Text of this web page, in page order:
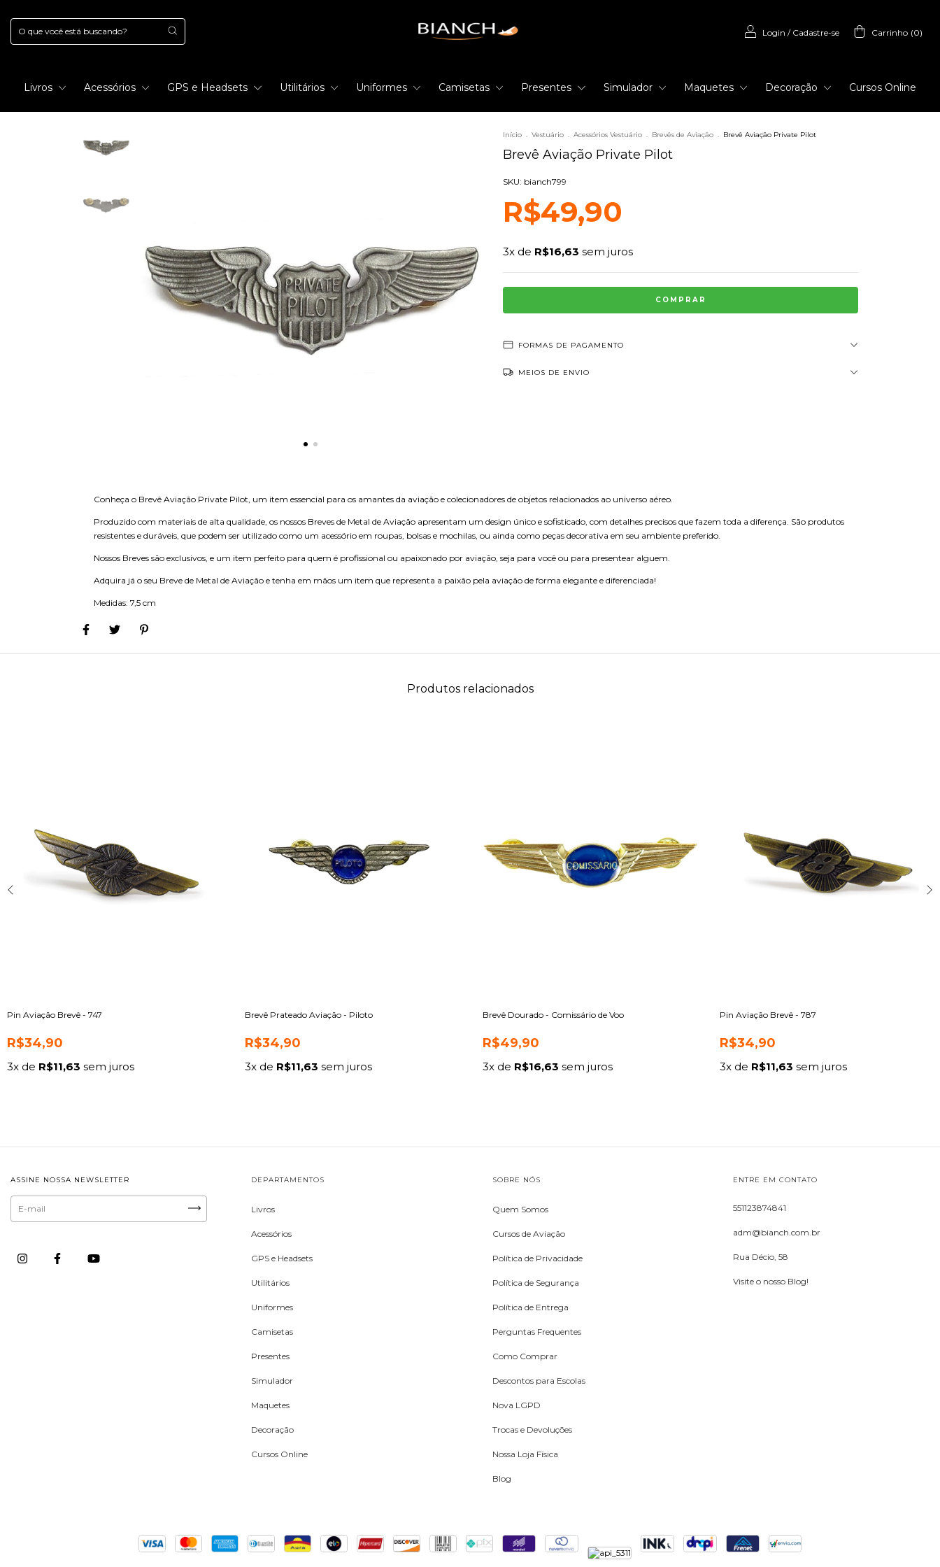
Login / Cadastre-se Carrinho (0)
Livros Acessórios GPS e Headsets Utilitários Uniformes Camisetas Presentes Simulador Maquetes Decoração Cursos Online
Início . Vestuário . Acessórios Vestuário . Brevês de Aviação . Brevê Aviação Private Pilot
Brevê Aviação Private Pilot
SKU: bianch799
R$49,90
3x de R$16,63 sem juros
FORMAS DE PAGAMENTO
MEIOS DE ENVIO
Conheça o Brevê Aviação Private Pilot, um item essencial para os amantes da aviação e colecionadores de objetos relacionados ao universo aéreo.
Produzido com materiais de alta qualidade, os nossos Breves de Metal de Aviação apresentam um design único e sofisticado, com detalhes precisos que fazem toda a diferença. São produtos
resistentes e duráveis, que podem ser utilizado como um acessório em roupas, bolsas e mochilas, ou ainda como peças decorativa em seu ambiente preferido.
Nossos Breves são exclusivos, e um item perfeito para quem é profissional ou apaixonado por aviação, seja para você ou para presentear alguem.
Adquira já o seu Breve de Metal de Aviação e tenha em mãos um item que representa a paixão pela aviação de forma elegante e diferenciada!
Medidas: 7,5 cm
Produtos relacionados
Pin Aviação Brevê - 747
R$34,90
3x de R$11,63 sem juros
Brevê Prateado Aviação - Piloto
R$34,90
3x de R$11,63 sem juros
Brevê Dourado - Comissário de Voo
R$49,90
3x de R$16,63 sem juros
Pin Aviação Brevê - 787
R$34,90
3x de R$11,63 sem juros
ASSINE NOSSA NEWSLETTER DEPARTAMENTOS
Livros
Acessórios
GPS e Headsets
Utilitários
Uniformes
Camisetas
Presentes
Simulador
Maquetes
Decoração
Cursos Online
SOBRE NÓS
Quem Somos
Cursos de Aviação
Política de Privacidade
Política de Segurança
Política de Entrega
Perguntas Frequentes
Como Comprar
Descontos para Escolas
Nova LGPD
Trocas e Devoluções
Nossa Loja Física
Blog
ENTRE EM CONTATO
551123874841
adm@bianch.com.br
Rua Décio, 58
Visite o nosso Blog!